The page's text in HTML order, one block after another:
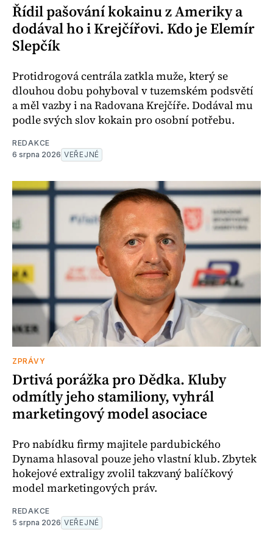
Řídil pašování kokainu z Ameriky a
dodával ho i Krejčířovi. Kdo je Elemír
Slepčík
Protidrogová centrála zatkla muže, který se
dlouhou dobu pohyboval v tuzemském podsvětí
a měl vazby i na Radovana Krejčíře. Dodával mu
podle svých slov kokain pro osobní potřebu.
REDAKCE
6 srpna 2026 VEŘEJNÉ
ZPRÁVY
Drtivá porážka pro Dědka. Kluby
odmítly jeho stamiliony, vyhrál
marketingový model asociace
Pro nabídku firmy majitele pardubického
Dynama hlasoval pouze jeho vlastní klub. Zbytek
hokejové extraligy zvolil takzvaný balíčkový
model marketingových práv.
REDAKCE
5 srpna 2026 VEŘEJNÉ